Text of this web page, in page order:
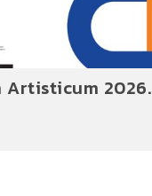
Artisticum 2026.